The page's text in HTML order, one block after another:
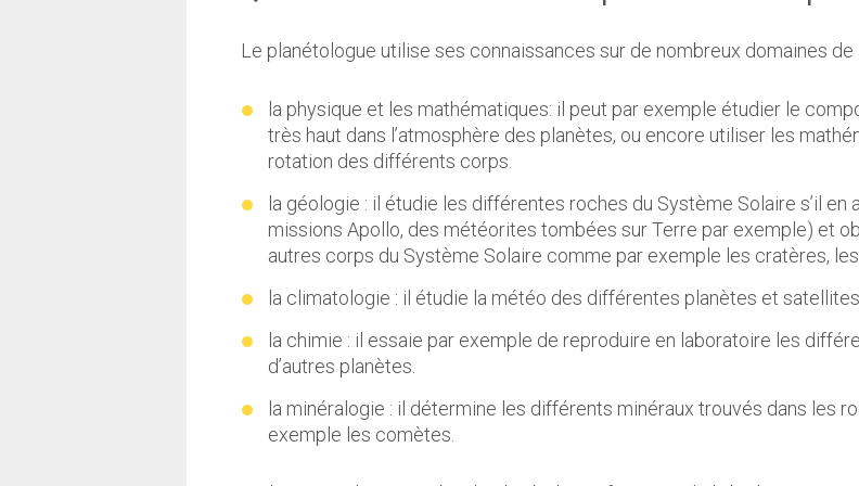
Le planétologue utilise ses connaissances sur de nombreux domaines
la physique et les mathématiques: il peut par exemple étudier le
très haut dans l’atmosphère des planètes, ou encore utiliser les
rotation des différents corps.
la géologie : il étudie les différentes roches du Système Solaire s’il en
missions Apollo, des météorites tombées sur Terre par exemple) et
autres corps du Système Solaire comme par exemple les cratères,
la climatologie : il étudie la météo des différentes planètes et
la chimie : il essaie par exemple de reproduire en laboratoire les
d’autres planètes.
la minéralogie : il détermine les différents minéraux trouvés dans les
exemple les comètes.